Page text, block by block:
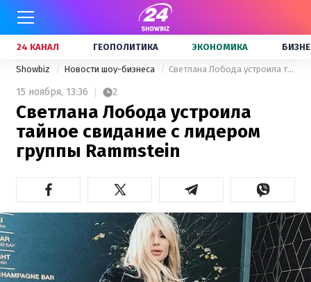
24 КАНАЛ ГЕОПОЛИТИКА ЭКОНОМИКА
Showbiz Новости шоу-бизнеса Светлана Лобода устроила тайное свидание с лидером группы Rammstein
15 ноября, 13:36 2
Светлана Лобода устроила
тайное свидание с лидером
группы Rammstein